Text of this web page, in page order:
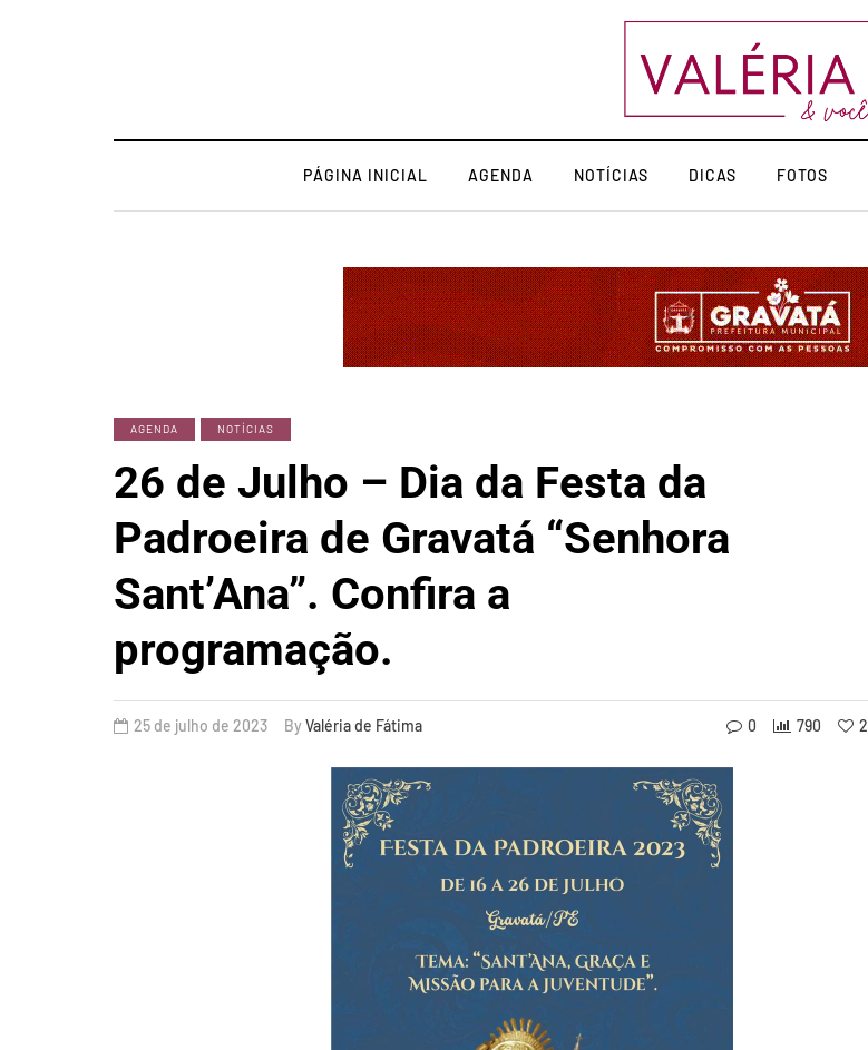
PÁGINA INICIAL AGENDA NOTÍCIAS DICAS FOTOS
AGENDA NOTÍCIAS
26 de Julho – Dia da Festa da
Padroeira de Gravatá “Senhora
Sant’Ana”. Confira a
programação.
25 de julho de 2023 By Valéria de Fátima 0 790 2